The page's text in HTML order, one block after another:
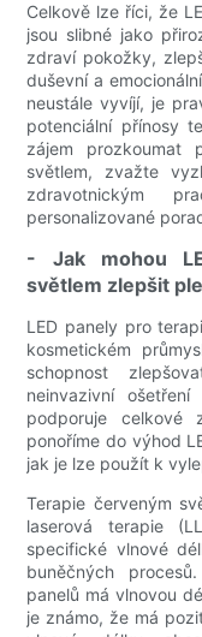
Celkově lze říci, že
jsou slibné jako
zdraví pokožky,
duševní a
neustále vyvíjí, je
potenciální přínosy
zájem prozkoumat
světlem, zvažte
zdravotnickým
personalizované
- Jak mohou
světlem zlepšit
LED panely pro
kosmetickém
schopnost
neinvazivní
podporuje celkové
ponoříme do výhod
jak je lze použít k
Terapie červeným
laserová terapie
specifické vlnové
buněčných
panelů má vlnovou
je známo, že má